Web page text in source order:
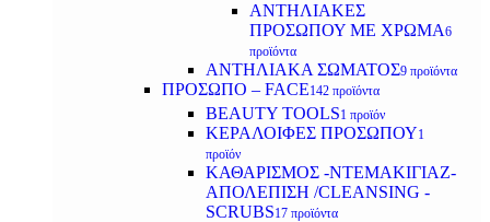
ΑΝΤΗΛΙΑΚΕΣ
ΠΡΟΣΩΠΟΥ ΜΕ ΧΡΩΜΑ6
προϊόντα
ΑΝΤΗΛΙΑΚΑ ΣΩΜΑΤΟΣ9 προϊόντα
ΠΡΟΣΩΠΟ – FACE142 προϊόντα
BEAUTY TOOLS1 προϊόν
ΚΕΡΑΛΟΙΦΕΣ ΠΡΟΣΩΠΟΥ1
προϊόν
ΚΑΘΑΡΙΣΜΟΣ -ΝΤΕΜΑΚΙΓΙΑΖ-
ΑΠΟΛΕΠΙΣΗ /CLEANSING -
SCRUBS17 προϊόντα